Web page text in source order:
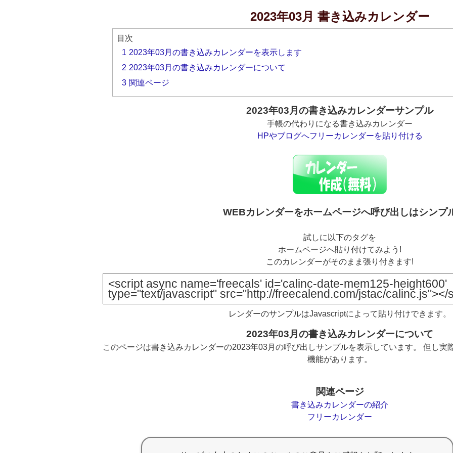
2023年03月 書き込みカレンダー
目次
1 2023年03月の書き込みカレンダーを表示します
2 2023年03月の書き込みカレンダーについて
3 関連ページ
2023年03月の書き込みカレンダーサンプル
手帳の代わりになる書き込みカレンダー
HPやブログへフリーカレンダーを貼り付ける
WEBカレンダーをホームページへ呼び出しはシンプ
試しに以下のタグを
ホームページへ貼り付けてみよう!
このカレンダーがそのまま張り付きます!
レンダーのサンプルはJavascriptによって貼り付けできます。
2023年03月の書き込みカレンダーについて
このページは書き込みカレンダーの2023年03月の呼び出しサンプルを表示しています。 但し実
機能があります。
関連ページ
書き込みカレンダーの紹介
フリーカレンダー